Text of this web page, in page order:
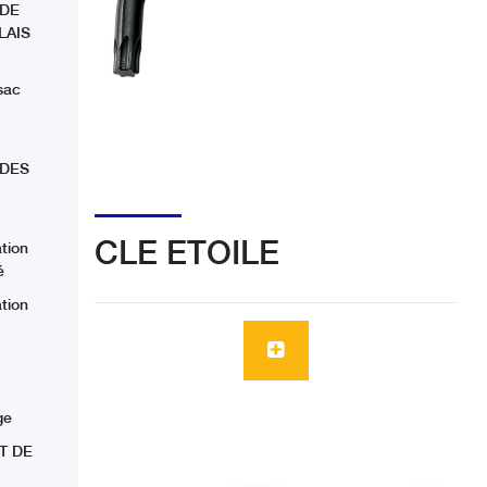
DE
CLE ETOILE